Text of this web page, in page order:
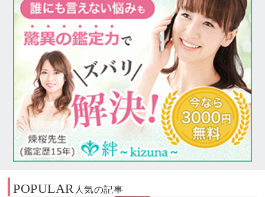
POPULAR 人気の記事